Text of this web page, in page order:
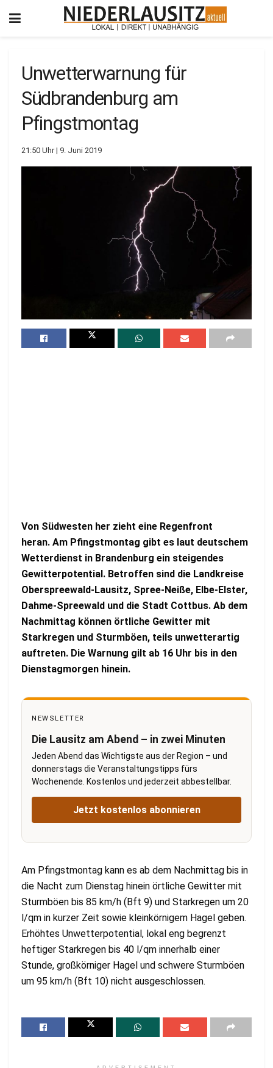
Unwetterwarnung für
Südbrandenburg am
Pfingstmontag
21:50 Uhr | 9. Juni 2019
Von Südwesten her zieht eine Regenfront
heran. Am Pfingstmontag gibt es laut deutschem
Wetterdienst in Brandenburg ein steigendes
Gewitterpotential. Betroffen sind die Landkreise
Oberspreewald-Lausitz, Spree-Neiße, Elbe-Elster,
Dahme-Spreewald und die Stadt Cottbus. Ab dem
Nachmittag können örtliche Gewitter mit
Starkregen und Sturmböen, teils unwetterartig
auftreten. Die Warnung gilt ab 16 Uhr bis in den
Dienstagmorgen hinein.
NEWSLETTER
Die Lausitz am Abend – in zwei Minuten
Jeden Abend das Wichtigste aus der Region – und
donnerstags die Veranstaltungstipps fürs
Wochenende. Kostenlos und jederzeit abbestellbar.
Jetzt kostenlos abonnieren
Am Pfingstmontag kann es ab dem Nachmittag bis in
die Nacht zum Dienstag hinein örtliche Gewitter mit
Sturmböen bis 85 km/h (Bft 9) und Starkregen um 20
l/qm in kurzer Zeit sowie kleinkörnigem Hagel geben.
Erhöhtes Unwetterpotential, lokal eng begrenzt
heftiger Starkregen bis 40 l/qm innerhalb einer
Stunde, großkörniger Hagel und schwere Sturmböen
um 95 km/h (Bft 10) nicht ausgeschlossen.